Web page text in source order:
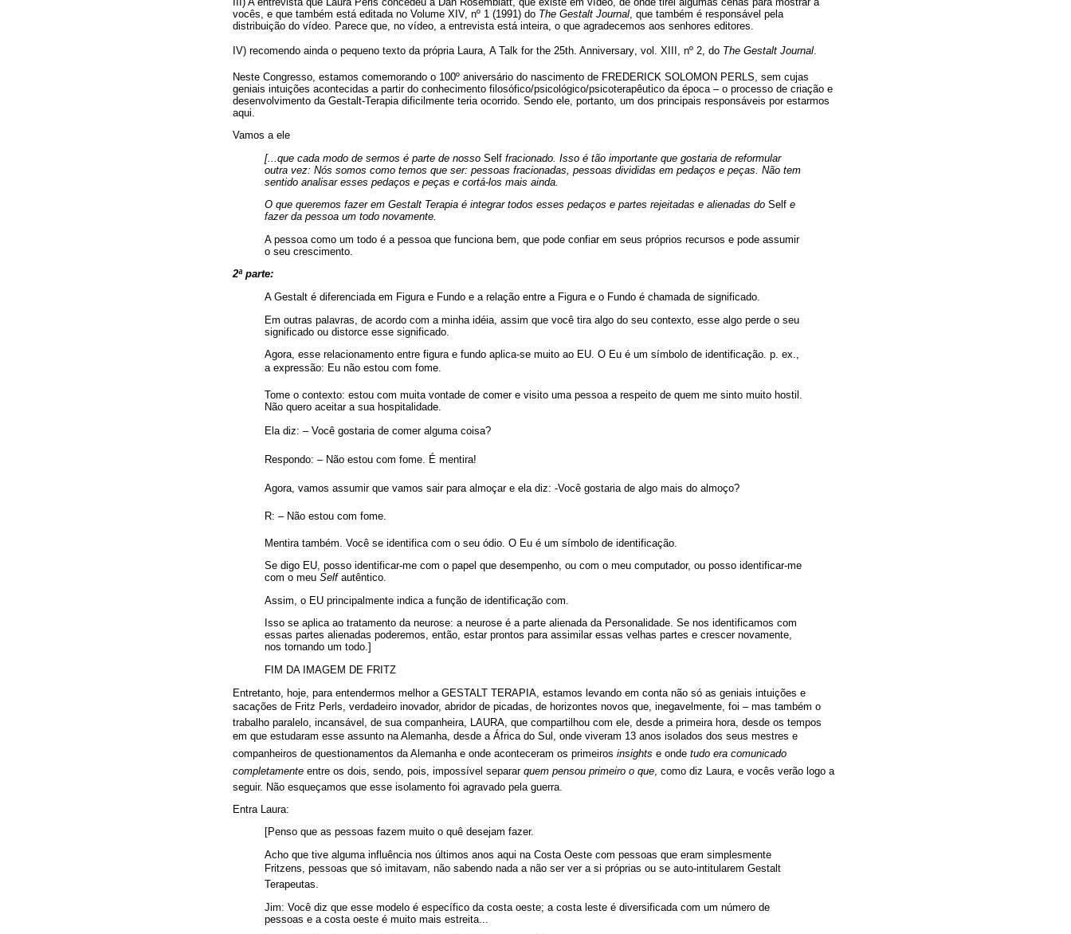
vocês, e que também está editada no Volume XIV, nº 1 (1991) do The Gestalt Journal, que também é responsável pela
distribuição do vídeo. Parece que, no vídeo, a entrevista está inteira, o que agradecemos aos senhores editores.
IV) recomendo ainda o pequeno texto da própria Laura, A Talk for the 25th. Anniversary, vol. XIII, nº 2, do The Gestalt Journal
Neste Congresso, estamos comemorando o 100º aniversário do nascimento de FREDERICK SOLOMON PERLS, sem cujas
geniais intuições acontecidas a partir do conhecimento filosófico/psicológico/psicoterapêutico da época – o processo de criação e
desenvolvimento da Gestalt-Terapia dificilmente teria ocorrido. Sendo ele, portanto, um dos principais responsáveis por estarmos
aqui.
Vamos a ele
[...que cada modo de sermos é parte de nosso Self fracionado. Isso é tão importante que gostaria de reformular
outra vez: Nós somos como temos que ser: pessoas fracionadas, pessoas divididas em pedaços e peças. Não tem
sentido analisar esses pedaços e peças e cortá-los mais ainda.
O que queremos fazer em Gestalt Terapia é integrar todos esses pedaços e partes rejeitadas e alienadas do Self e
fazer da pessoa um todo novamente.
A pessoa como um todo é a pessoa que funciona bem, que pode confiar em seus próprios recursos e pode assumir
o seu crescimento.
2ª parte:
A Gestalt é diferenciada em Figura e Fundo e a relação entre a Figura e o Fundo é chamada de significado.
Em outras palavras, de acordo com a minha idéia, assim que você tira algo do seu contexto, esse algo perde o seu
significado ou distorce esse significado.
Agora, esse relacionamento entre figura e fundo aplica-se muito ao EU. O Eu é um símbolo de identificação. p. ex.,
a expressão: Eu não estou com fome.
Tome o contexto: estou com muita vontade de comer e visito uma pessoa a respeito de quem me sinto muito hostil.
Não quero aceitar a sua hospitalidade.
Ela diz: – Você gostaria de comer alguma coisa?
Respondo: – Não estou com fome. É mentira!
Agora, vamos assumir que vamos sair para almoçar e ela diz: -Você gostaria de algo mais do almoço?
R: – Não estou com fome.
Mentira também. Você se identifica com o seu ódio. O Eu é um símbolo de identificação.
Se digo EU, posso identificar-me com o papel que desempenho, ou com o meu computador, ou posso identificar-me
com o meu Selfautêntico.
Assim, o EU principalmente indica a função de identificação com.
Isso se aplica ao tratamento da neurose: a neurose é a parte alienada da Personalidade. Se nos identificamos com
essas partes alienadas poderemos, então, estar prontos para assimilar essas velhas partes e crescer novamente,
nos tornando um todo.]
FIM DA IMAGEM DE FRITZ
Entretanto, hoje, para entendermos melhor a GESTALT TERAPIA, estamos levando em conta não só as geniais intuições e
sacações de Fritz Perls, verdadeiro inovador, abridor de picadas, de horizontes novos que, inegavelmente, foi – mas também o
trabalho paralelo, incansável, de sua companheira, LAURA, que compartilhou com ele, desde a primeira hora, desde os tempos
em que estudaram esse assunto na Alemanha, desde a África do Sul, onde viveram 13 anos isolados dos seus mestres e
companheiros de questionamentos da Alemanha e onde aconteceram os primeiros insights e onde  tudo era comunicado
completamente  entre os dois, sendo, pois, impossível separar  quem pensou primeiro o que , como diz Laura, e vocês verão logo a
seguir. Não esqueçamos que esse isolamento foi agravado pela guerra.
Entra Laura:
[Penso que as pessoas fazem muito o quê desejam fazer.
Acho que tive alguma influência nos últimos anos aqui na Costa Oeste com pessoas que eram simplesmente
Fritzens, pessoas que só imitavam, não sabendo nada a não ser ver a si próprias ou se auto-intitularem Gestalt
Terapeutas.
Jim: Você diz que esse modelo é específico da costa oeste; a costa leste é diversificada com um número de
pessoas e a costa oeste é muito mais estreita...